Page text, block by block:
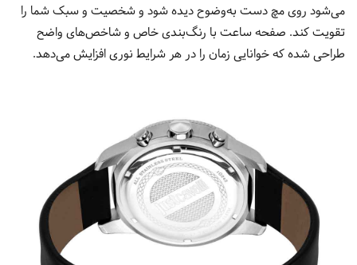
می‌شود روی مچ دست به‌وضوح دیده شود و شخصیت و سبک شما را
تقویت کند. صفحه ساعت با رنگ‌بندی خاص و شاخص‌های واضح
طراحی شده که خوانایی زمان را در هر شرایط نوری افزایش می‌دهد.